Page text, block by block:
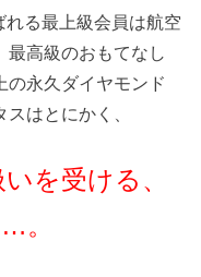
る最上級会員は航空
最高級のおもてなし
の永久ダイヤモンド
はとにかく、
を受ける、
。